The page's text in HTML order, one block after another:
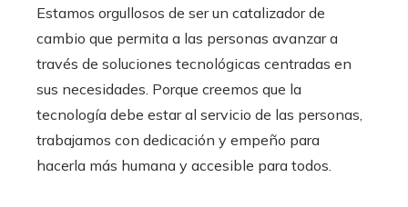
Estamos orgullosos de ser un catalizador de
cambio que permita a las personas avanzar a
través de soluciones tecnológicas centradas en
sus necesidades. Porque creemos que la
tecnología debe estar al servicio de las personas,
trabajamos con dedicación y empeño para
hacerla más humana y accesible para todos.